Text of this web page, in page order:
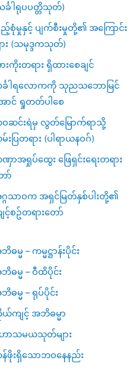
င်္ခါရုပပတ္တိသုတ်)
ည့်စုံမှုနှင့် ပျက်စီးမှုတို့၏ အကြောင်း
ား (သမုဒ္ဒကသုတ်)
းကိုးတရား ရှိထားစေချင်
ခါရလောကကို သုညသဘောမြင်
ာင် ရှုတတ်ပါစေ
ဆင်းရဲမှ လွတ်မြောက်ရာသို့
းပြတရား (ပါရာယနဝဂ်)
ာအရှုပ်ထွေး ဖြေရှင်းရေးတရား
ာ်
ဂသာဝက အရှင်မြတ်နှစ်ပါးတို့၏
င့်စဥ်တရားတော်
ဓမ္မ – ကမ္မဋ္ဌာန်းပိုင်း
ဓမ္မ – ဝီထိပိုင်း
ဓမ္မ – ရုပ်ပိုင်း
ကျင့် အဘိဓမ္မာ
ာသမယသုတ်များ
ဖိုးရှိသောဘဝနေနည်း